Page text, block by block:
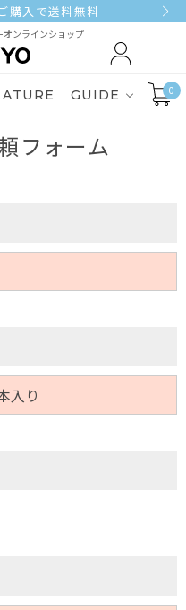
購入で送料無料
オンラインショップ
GUIDE 0
フォーム